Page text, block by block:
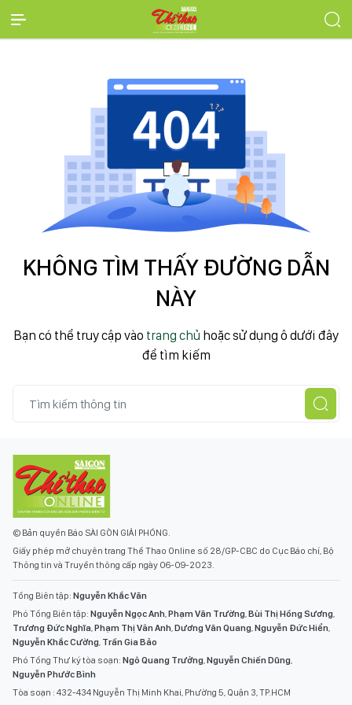
KHÔNG TÌM THẤY ĐƯỜNG DẪN
NÀY
Bạn có thể truy cập vào trang chủ hoặc sử dụng ô dưới đây
để tìm kiếm
© Bản quyền Báo SÀI GÒN GIẢI PHÓNG.
Giấy phép mở chuyên trang Thể Thao Online số 28/GP-CBC do Cục Báo chí, Bộ
Thông tin và Truyền thông cấp ngày 06-09-2023.
Tổng Biên tập: Nguyễn Khắc Văn
Phó Tổng Biên tập: Nguyễn Ngọc Anh,Phạm Văn Trường,Bùi Thị Hồng Sương,
Trương Đức Nghĩa,Phạm Thị Vân Anh,Dương Văn Quang,Nguyễn Đức Hiển,
Nguyễn Khắc Cường, Trần Gia Bảo
Phó Tổng Thư ký tòa soạn: Ngô Quang Trưởng,Nguyễn Chiến Dũng,
Nguyễn Phước Bình
Tòa soạn : 432-434 Nguyễn Thị Minh Khai, Phường 5, Quận 3, TP.HCM